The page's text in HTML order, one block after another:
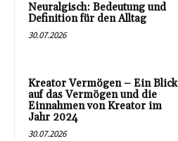
Neuralgisch: Bedeutung und
Definition für den Alltag
30.07.2026
Kreator Vermögen – Ein Blick
auf das Vermögen und die
Einnahmen von Kreator im
Jahr 2024
30.07.2026